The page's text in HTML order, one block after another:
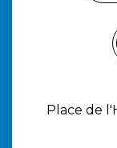
Place de